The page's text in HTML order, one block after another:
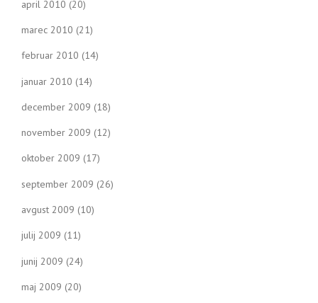
april 2010 (20)
marec 2010 (21)
februar 2010 (14)
januar 2010 (14)
december 2009 (18)
november 2009 (12)
oktober 2009 (17)
september 2009 (26)
avgust 2009 (10)
julij 2009 (11)
junij 2009 (24)
maj 2009 (20)